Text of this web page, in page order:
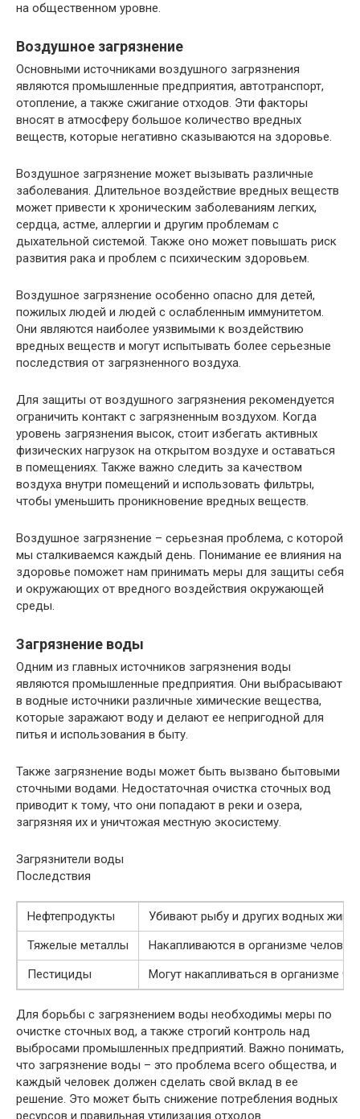
на общественном уровне.
Воздушное загрязнение
Основными источниками воздушного загрязнения
являются промышленные предприятия, автотранспорт,
отопление, а также сжигание отходов. Эти факторы
вносят в атмосферу большое количество вредных
веществ, которые негативно сказываются на здоровье.
Воздушное загрязнение может вызывать различные
заболевания. Длительное воздействие вредных веществ
может привести к хроническим заболеваниям легких,
сердца, астме, аллергии и другим проблемам с
дыхательной системой. Также оно может повышать риск
развития рака и проблем с психическим здоровьем.
Воздушное загрязнение особенно опасно для детей,
пожилых людей и людей с ослабленным иммунитетом.
Они являются наиболее уязвимыми к воздействию
вредных веществ и могут испытывать более серьезные
последствия от загрязненного воздуха.
Для защиты от воздушного загрязнения рекомендуется
ограничить контакт с загрязненным воздухом. Когда
уровень загрязнения высок, стоит избегать активных
физических нагрузок на открытом воздухе и оставаться
в помещениях. Также важно следить за качеством
воздуха внутри помещений и использовать фильтры,
чтобы уменьшить проникновение вредных веществ.
Воздушное загрязнение – серьезная проблема, с которой
мы сталкиваемся каждый день. Понимание ее влияния на
здоровье поможет нам принимать меры для защиты себя
и окружающих от вредного воздействия окружающей
среды.
Загрязнение воды
Одним из главных источников загрязнения воды
являются промышленные предприятия. Они выбрасывают
в водные источники различные химические вещества,
которые заражают воду и делают ее непригодной для
питья и использования в быту.
Также загрязнение воды может быть вызвано бытовыми
сточными водами. Недостаточная очистка сточных вод
приводит к тому, что они попадают в реки и озера,
загрязняя их и уничтожая местную экосистему.
Загрязнители воды
Последствия
Нефтепродукты
Убивают рыбу и других водных
Тяжелые металлы
Накапливаются в организме
Пестициды
Могут накапливаться в организме
Для борьбы с загрязнением воды необходимы меры по
очистке сточных вод, а также строгий контроль над
выбросами промышленных предприятий. Важно понимать,
что загрязнение воды – это проблема всего общества, и
каждый человек должен сделать свой вклад в ее
решение. Это может быть снижение потребления водных
ресурсов и правильная утилизация отходов.